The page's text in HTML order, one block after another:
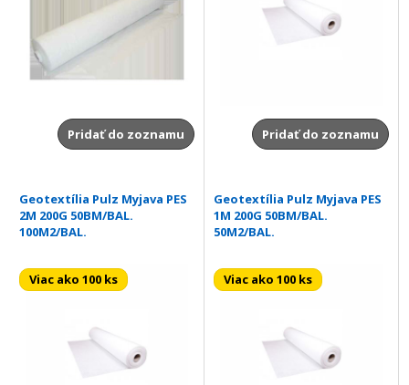
Pridať do zoznamu Pridať do zoznamu
Geotextília Pulz Myjava PES
2M 200G 50BM/BAL.
100M2/BAL.
Viac ako 100 ks
Geotextília Pulz Myjava PES
1M 200G 50BM/BAL.
50M2/BAL.
Viac ako 100 ks